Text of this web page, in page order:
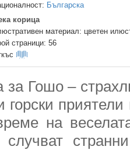
Българска
корица
материал: цветен
страници: 56
за Гошо –
горски
на
случват